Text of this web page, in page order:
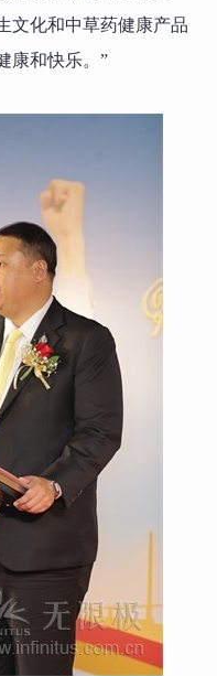
文化和中草药健康产品
康和快乐。”